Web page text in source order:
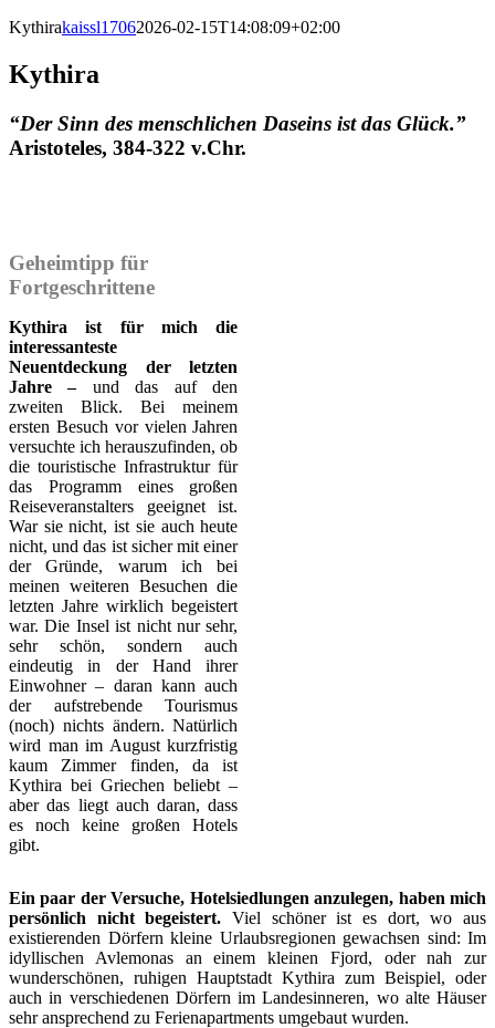
Kythirakaissl17062026-02-15T14:08:09+02:00
Kythira
“Der Sinn des menschlichen Daseins ist das Glück.”
Aristoteles, 384-322 v.Chr.
Geheimtipp für
Fortgeschrittene
Kythira ist für mich die
interessanteste
Neuentdeckung der letzten
Jahre – und das auf den
zweiten Blick. Bei meinem
ersten Besuch vor vielen Jahren
versuchte ich herauszufinden, ob
die touristische Infrastruktur für
das Programm eines großen
Reiseveranstalters geeignet ist.
War sie nicht, ist sie auch heute
nicht, und das ist sicher mit einer
der Gründe, warum ich bei
meinen weiteren Besuchen die
letzten Jahre wirklich begeistert
war. Die Insel ist nicht nur sehr,
sehr schön, sondern auch
eindeutig in der Hand ihrer
Einwohner – daran kann auch
der aufstrebende Tourismus
(noch) nichts ändern. Natürlich
wird man im August kurzfristig
kaum Zimmer finden, da ist
Kythira bei Griechen beliebt –
aber das liegt auch daran, dass
es noch keine großen Hotels
gibt.
Ein paar der Versuche, Hotelsiedlungen anzulegen, haben mich
persönlich nicht begeistert. Viel schöner ist es dort, wo aus
existierenden Dörfern kleine Urlaubsregionen gewachsen sind: Im
idyllischen Avlemonas an einem kleinen Fjord, oder nah zur
wunderschönen, ruhigen Hauptstadt Kythira zum Beispiel, oder
auch in verschiedenen Dörfern im Landesinneren, wo alte Häuser
sehr ansprechend zu Ferienapartments umgebaut wurden.